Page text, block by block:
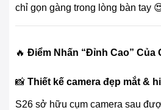
chỉ gọn gàng trong lòng bàn tay
🔥 Điểm Nhấn “Đỉnh Cao” Của
📸 Thiết kế camera đẹp mắt &
S26 sở hữu cụm camera sau